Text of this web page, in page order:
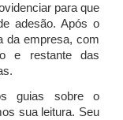
para que
adesão. Após o
da empresa, com
e restante das
guias sobre o
sua leitura. Seu